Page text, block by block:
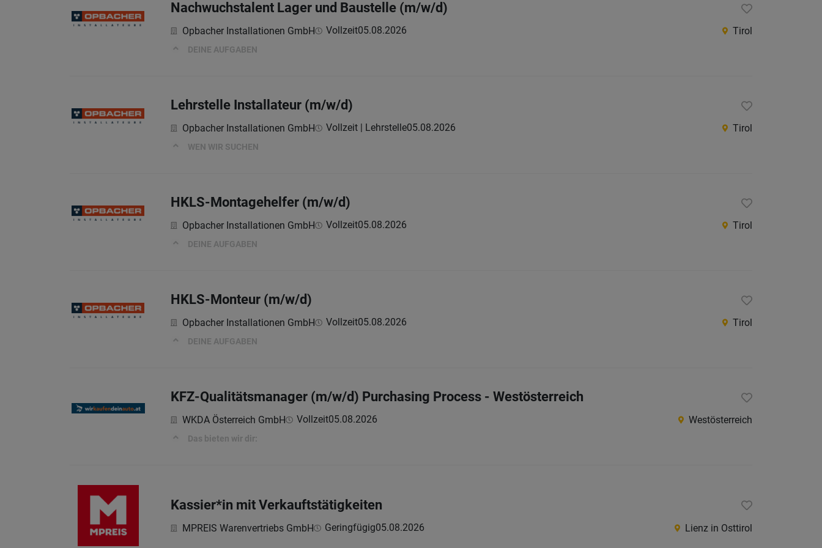
Nachwuchstalent Lager und Baustelle (m/w/d)
Opbacher Installationen GmbH Vollzeit05.08.2026 Tirol
DEINE AUFGABEN
Lehrstelle Installateur (m/w/d)
Opbacher Installationen GmbH Vollzeit | Lehrstelle05.08.2026 Tirol
WEN WIR SUCHEN
HKLS-Montagehelfer (m/w/d)
Opbacher Installationen GmbH Vollzeit05.08.2026 Tirol
DEINE AUFGABEN
HKLS-Monteur (m/w/d)
Opbacher Installationen GmbH Vollzeit05.08.2026 Tirol
DEINE AUFGABEN
KFZ-Qualitätsmanager (m/w/d) Purchasing Process - Westösterreich
WKDA Österreich GmbH Vollzeit05.08.2026 Westösterreich
Das bieten wir dir:
Kassier*in mit Verkauftstätigkeiten
MPREIS Warenvertriebs GmbH Geringfügig05.08.2026 Lienz in Osttirol